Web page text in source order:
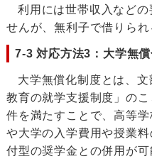
利用には世帯収入など
せんが、無利子で借りられ
7-3 対応方法3：大学無
大学無償化制度とは、
教育の就学支援制度」の
件を満たすことで、高等
や大学の入学費用や授業
付型の奨学金との併用が可